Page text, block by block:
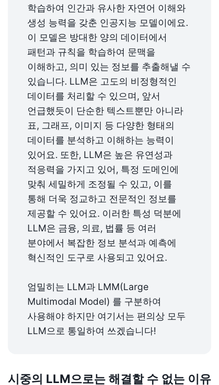
학습하여 인간과 유사한 자연어 이해와
생성 능력을 갖춘 인공지능 모델이에요.
이 모델은 방대한 양의 데이터에서
패턴과 규칙을 학습하여 문맥을
이해하고, 의미 있는 정보를 추출해낼 수
있습니다. LLM은 고도의 비정형적인
데이터를 처리할 수 있으며, 앞서
언급했듯이 단순한 텍스트뿐만 아니라
표, 그래프, 이미지 등 다양한 형태의
데이터를 분석하고 이해하는 능력이
있어요. 또한, LLM은 높은 유연성과
적응력을 가지고 있어, 특정 도메인에
맞춰 세밀하게 조정될 수 있고, 이를
통해 더욱 정교하고 전문적인 정보를
제공할 수 있어요. 이러한 특성 덕분에
LLM은 금융, 의료, 법률 등 여러
분야에서 복잡한 정보 분석과 예측에
혁신적인 도구로 사용되고 있어요.
엄밀히는 LLM과 LMM(Large
Multimodal Model) 를 구분하여
사용해야 하지만 여기서는 편의상 모두
LLM으로 통일하여 쓰겠습니다!
시중의 LLM으로는 해결할 수 없는 이유